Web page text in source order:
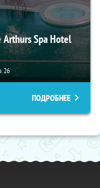
Spa Hotel
26
ПОДРОБНЕЕ